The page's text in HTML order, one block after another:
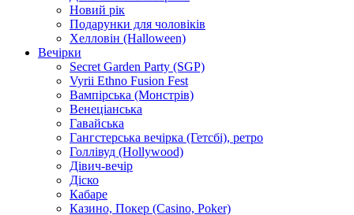
Новий рік
Подарунки для чоловіків
Хелловін (Halloween)
Вечірки
Secret Garden Party (SGP)
Vyrii Ethno Fusion Fest
Вампірська (Монстрів)
Венеціанська
Гавайська
Гангстерська вечірка (Гетсбі), ретро
Голлівуд (Hollywood)
Дівич-вечір
Діско
Кабаре
Казино, Покер (Casino, Poker)